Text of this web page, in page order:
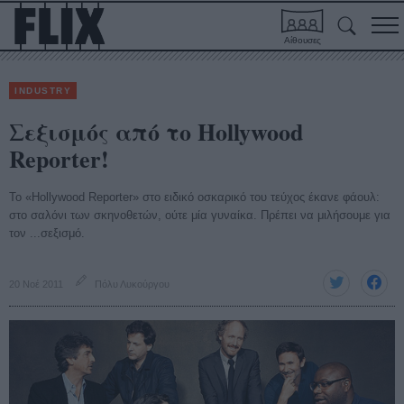
Αίθουσες
INDUSTRY
Σεξισμός από το Hollywood
Reporter!
To «Hollywood Reporter» στο ειδικό οσκαρικό του τεύχος έκανε φάουλ:
στο σαλόνι των σκηνοθετών, ούτε μία γυναίκα. Πρέπει να μιλήσουμε για
τον ...σεξισμό.
20 Νοέ 2011 Πόλυ Λυκούργου